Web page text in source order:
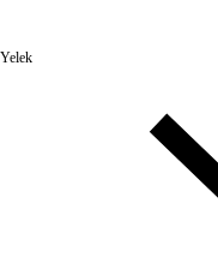
Yelek